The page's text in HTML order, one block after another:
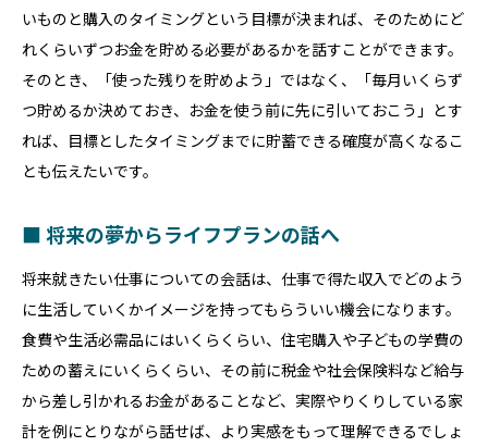
いものと購入のタイミングという目標が決まれば、そのためにど
れくらいずつお金を貯める必要があるかを話すことができます。
そのとき、「使った残りを貯めよう」ではなく、「毎月いくらず
つ貯めるか決めておき、お金を使う前に先に引いておこう」とす
れば、目標としたタイミングまでに貯蓄できる確度が高くなるこ
とも伝えたいです。
■ 将来の夢からライフプランの話へ
将来就きたい仕事についての会話は、仕事で得た収入でどのよう
に生活していくかイメージを持ってもらういい機会になります。
食費や生活必需品にはいくらくらい、住宅購入や子どもの学費の
ための蓄えにいくらくらい、その前に税金や社会保険料など給与
から差し引かれるお金があることなど、実際やりくりしている家
計を例にとりながら話せば、より実感をもって理解できるでしょ